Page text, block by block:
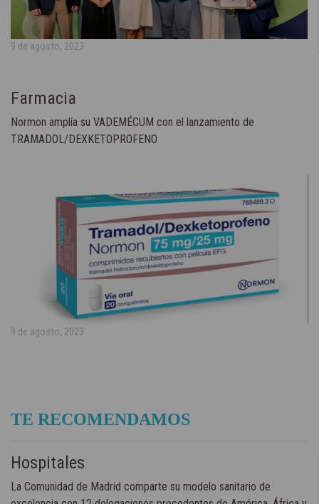
9 de agosto, 2023
Farmacia
Normon amplía su VADEMÉCUM con el lanzamiento de
TRAMADOL/DEXKETOPROFENO
9 de agosto, 2023
TE RECOMENDAMOS
Hospitales
La Comunidad de Madrid comparte su modelo sanitario de